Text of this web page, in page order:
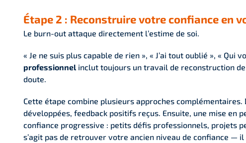
Étape 2 : Reconstruire votre confiance en
Le burn-out attaque directement l’estime de soi.
« Je ne suis plus capable de rien », « J’ai tout oublié », «
professionnel inclut toujours un travail de reconstruction de
doute.
Cette étape combine plusieurs approches
développées, feedback positifs reçus. Ensuite, une mise en
confiance progressive : petits défis professionnels, projets
s’agit pas de retrouver votre ancien niveau de confiance —